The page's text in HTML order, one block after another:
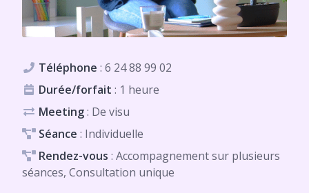
Téléphone : 6 24 88 99 02
Durée/forfait : 1 heure
Meeting: De visu
Séance : Individuelle
Rendez-vous : Accompagnement sur plusieurs
séances, Consultation unique